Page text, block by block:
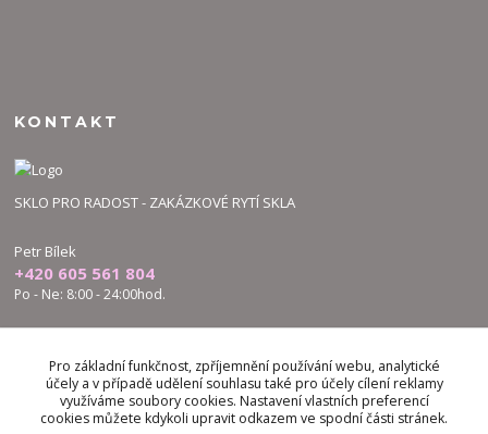
KONTAKT
SKLO PRO RADOST - ZAKÁZKOVÉ RYTÍ SKLA
Petr Bílek
+420 605 561 804
Po - Ne: 8:00 - 24:00hod.
bilek.petr@skloproradost.cz
Pro základní funkčnost, zpříjemnění používání webu, analytické
účely a v případě udělení souhlasu také pro účely cílení reklamy
využíváme soubory cookies. Nastavení vlastních preferencí
cookies můžete kdykoli upravit odkazem ve spodní části stránek.